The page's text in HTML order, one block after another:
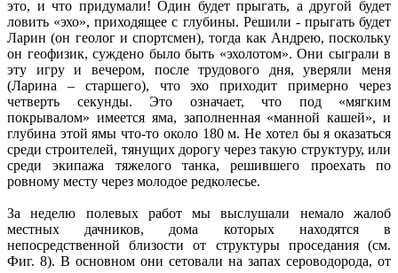
это, и что придумали! Один будет прыгать, а другой будет
ловить «эхо», приходящее с глубины. Решили - прыгать будет
Ларин (он геолог и спортсмен), тогда как Андрею, поскольку
он геофизик, суждено было быть «эхолотом». Они сыграли в
эту игру и вечером, после трудового дня, уверяли меня
(Ларина – старшего), что эхо приходит примерно через
четверть секунды. Это означает, что под «мягким
покрывалом» имеется яма, заполненная «манной кашей», и
глубина этой ямы что-то около 180 м. Не хотел бы я оказаться
среди строителей, тянущих дорогу через такую структуру, или
среди экипажа тяжелого танка, решившего проехать по
ровному месту через молодое редколесье.
За неделю полевых работ мы выслушали немало жалоб
местных дачников, дома которых находятся в
непосредственной близости от структуры проседания (см.
Фиг. 8). В основном они сетовали на запах сероводорода, от